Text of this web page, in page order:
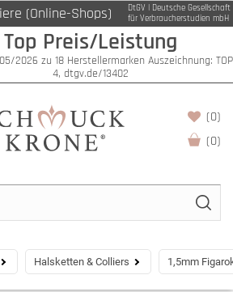
(Online-Shops)
DtGV | Deutsche Gesellschaft
für Verbraucherstudien mbH
Top Preis/Leistung
2026 zu 18 Herstellermarken Auszeichnung: TOP
4, dtgv.de/13402
(0)
(0)
Halsketten & Colliers 1,5mm